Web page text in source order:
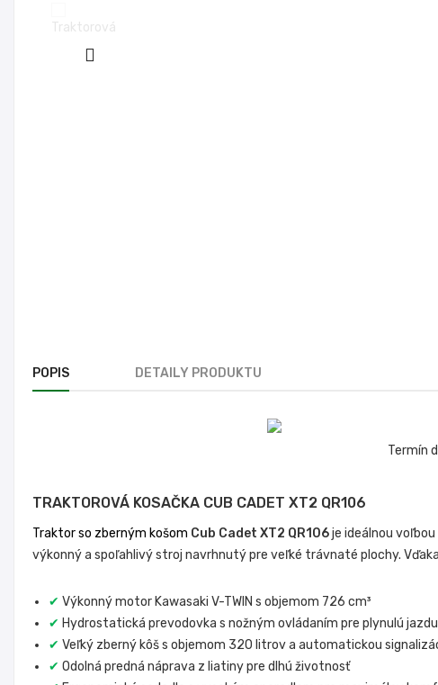
POPIS DETAILY PRODUKTU
Termín
TRAKTOROVÁ KOSAČKA CUB CADET XT2 QR106
Traktor so zberným košom Cub Cadet XT2 QR106je ideálnou
výkonný a spoľahlivý stroj navrhnutý pre veľké trávnaté plochy.
✔ Výkonný motor Kawasaki V-TWIN s objemom 726 cm³
✔ Hydrostatická prevodovka s nožným ovládaním pre plynulú jazdu
✔ Veľký zberný kôš s objemom 320 litrov a automatickou
✔ Odolná predná náprava z liatiny pre dlhú životnosť